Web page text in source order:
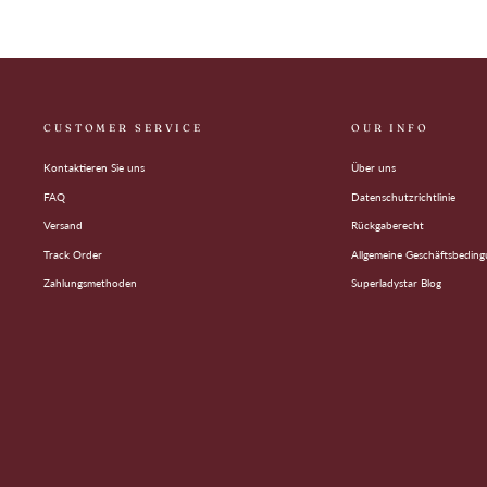
CUSTOMER SERVICE
Kontaktieren Sie uns
FAQ
Versand
Track Order
Zahlungsmethoden
OUR INFO
Über uns
Datenschutzrichtlinie
Rückgaberecht
Allgemeine
Superladystar Blog